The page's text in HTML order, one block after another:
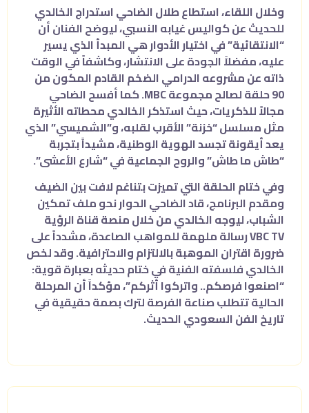
وخلال اللقاء، استطاع طلال الضاحي استدراج الخالدي
للحديث عن كواليس غيابه النسبي، ليوضح الفنان أن
“الانتقائية” في اختيار الأدوار هي المبدأ الذي يسير
عليه، مفضلاً الجودة على الانتشار، وكاشفاً في الوقت
ذاته عن مشروعه الدرامي الضخم القادم المكون من
90 حلقة لصالح مجموعة MBC. كما أفسح الضاحي
مجالاً للذكريات، حيث استذكر الخالدي محطاته الأثيرة
مثل مسلسل “خزنة” الأقرب لقلبه، و”الشميسي” الذي
يعد أيقونة تجسد الهوية الوطنية، مشيداً بتجربة
“طاش ما طاش” والروح الجماعية في “شارع الأعشى”.
وفي ختام الحلقة التي تميزت بتناغم لافت بين الضيف
ومقدم البرنامج، قاد الضاحي الحوار نحو ملف تمكين
الشباب، ليوجه الخالدي من خلال منصة قناة الرؤية
VBC TV رسالة ملهمة للمواهب الصاعدة، مشدداً على
ضرورة اقتران الموهبة بالالتزام والاحترافية. وقد لخص
الخالدي فلسفته الفنية في ختام حديثه بعبارة قوية:
“اصنعوا فرصكم.. واتركوا أثركم”، مؤكداً أن المرحلة
الحالية تتطلب صناعة الفرصة لترك بصمة حقيقية في
تاريخ الفن السعودي الحديث.